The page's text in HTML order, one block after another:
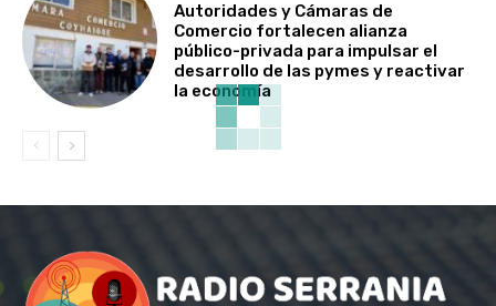
Autoridades y Cámaras de
Comercio fortalecen alianza
público-privada para impulsar el
desarrollo de las pymes y reactivar
la economía